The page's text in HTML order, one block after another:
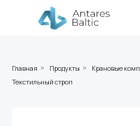
Главная » Продукты » Крановые
Текстильный строп